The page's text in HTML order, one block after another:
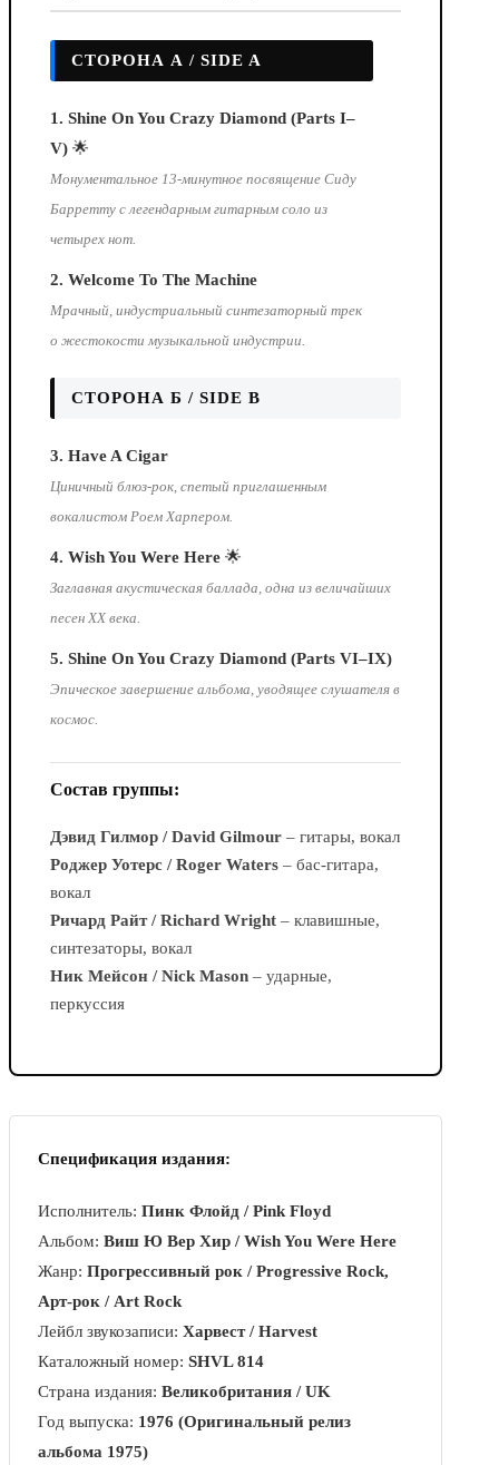
СТОРОНА А / SIDE A
1. Shine On You Crazy Diamond (Parts I–
V) 🌟
Монументальное 13-минутное посвящение Сиду
Барретту с легендарным гитарным соло из
четырех нот.
2. Welcome To The Machine
Мрачный, индустриальный синтезаторный трек
о жестокости музыкальной индустрии.
СТОРОНА Б / SIDE B
3. Have A Cigar
Циничный блюз-рок, спетый приглашенным
вокалистом Роем Харпером.
4. Wish You Were Here 🌟
Заглавная акустическая баллада, одна из величайших
песен XX века.
5. Shine On You Crazy Diamond (Parts VI–IX)
Эпическое завершение альбома, уводящее слушателя в
космос.
Состав группы:
Дэвид Гилмор / David Gilmour – гитары, вокал
Роджер Уотерс / Roger Waters – бас-гитара,
вокал
Ричард Райт / Richard Wright – клавишные,
синтезаторы, вокал
Ник Мейсон / Nick Mason – ударные,
перкуссия
Спецификация издания:
Исполнитель: Пинк Флойд / Pink Floyd
Альбом: Виш Ю Вер Хир / Wish You Were Here
Жанр: Прогрессивный рок / Progressive Rock,
Арт-рок / Art Rock
Лейбл звукозаписи: Харвест / Harvest
Каталожный номер: SHVL 814
Страна издания: Великобритания / UK
Год выпуска: 1976 (Оригинальный релиз
альбома 1975)